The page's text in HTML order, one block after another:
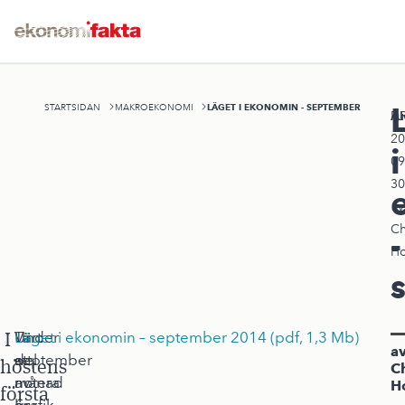
STARTSIDAN MAKROEKONOMI LÄGET I EKONOMIN - SEPTEMBER
i
-
30
av
I
höstens
första
Under
september
månad
Värt
att
notera
Ta
del
av
Läget i ekonomin – september 2014 (pdf, 1,3 Mb)